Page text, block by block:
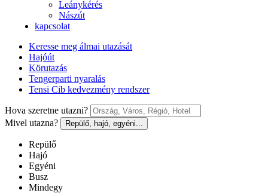
Leánykérés
Nászút
kapcsolat
Keresse meg álmai utazását
Hajóút
Körutazás
Tengerparti nyaralás
Tensi Cib kedvezmény rendszer
Hova szeretne utazni?
Mivel utazna?
Repülő, hajó, egyéni...
Repülő
Hajó
Egyéni
Busz
Mindegy